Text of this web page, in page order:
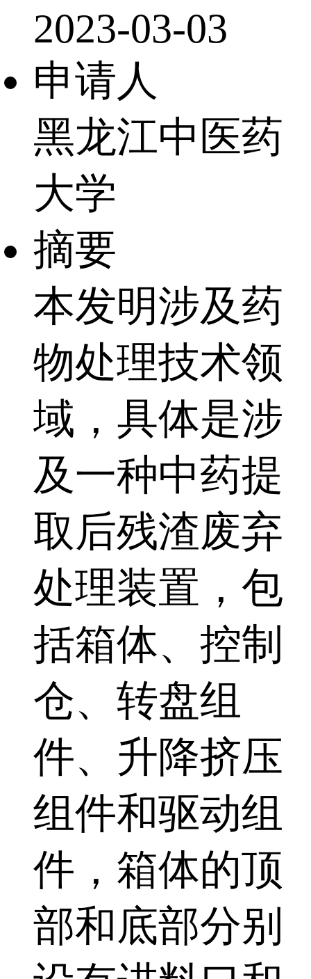
2023-03-03
申请人
黑龙江中医药
大学
摘要
本发明涉及药
物处理技术领
域，具体是涉
及一种中药提
取后残渣废弃
处理装置，包
括箱体、控制
仓、转盘组
件、升降挤压
组件和驱动组
件，箱体的顶
部和底部分别